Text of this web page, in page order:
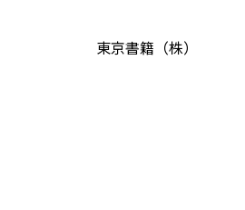
東京書籍（株）